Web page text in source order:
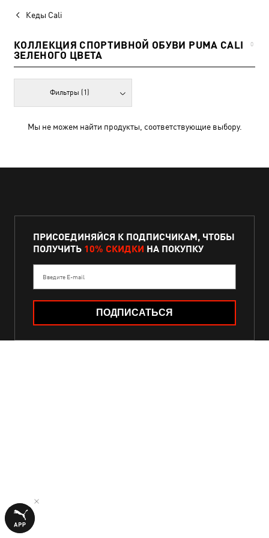
Кеды Cali
КОЛЛЕКЦИЯ СПОРТИВНОЙ ОБУВИ PUMA CALI
ЗЕЛЕНОГО ЦВЕТА
0
Фильтры (1)
Мы не можем найти продукты, соответствующие выбору.
ПРИСОЕДИНЯЙСЯ К ПОДПИСЧИКАМ, ЧТОБЫ
ПОЛУЧИТЬ 10% СКИДКИ НА ПОКУПКУ
Введите E-mail
ПОДПИСАТЬСЯ